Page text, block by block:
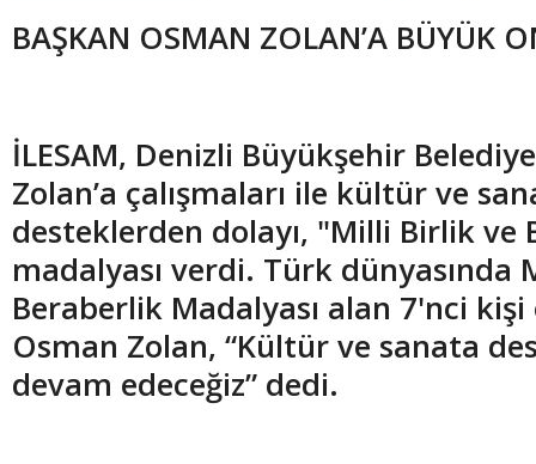
BAŞKAN OSMAN ZOLAN’A BÜYÜK
İLESAM, Denizli Büyükşehir
Zolan’a çalışmaları ile kültür ve
desteklerden dolayı, "Milli Birlik ve
madalyası verdi. Türk dünyasında
Beraberlik Madalyası alan 7'nci
Osman Zolan, “Kültür ve sanata
devam edeceğiz” dedi.